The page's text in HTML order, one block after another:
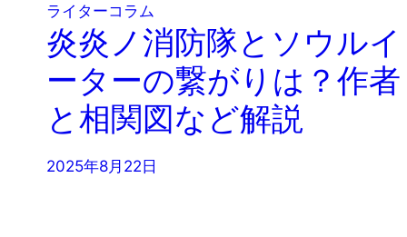
ライターコラム
炎炎ノ消防隊とソウルイ
ーターの繋がりは？作者
と相関図など解説
2025年8月22日